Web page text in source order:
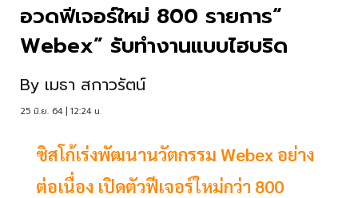
อวดฟีเจอร์ใหม่ 800 รายการ“
Webex” รับทำงานแบบไฮบริด
By เมธา สกาวรัตน์
25 มิ.ย. 64 | 12:24 น.
ซิสโก้เร่งพัฒนานวัตกรรม Webex อย่าง
ต่อเนื่อง เปิดตัวฟีเจอร์ใหม่กว่า 800